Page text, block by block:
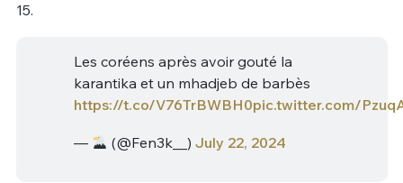
15.
Les coréens après avoir gouté la
karantika et un mhadjeb de barbès
https://t.co/V76TrBWBH0pic.twitter.com/
— (@Fen3k__) July 22, 2024